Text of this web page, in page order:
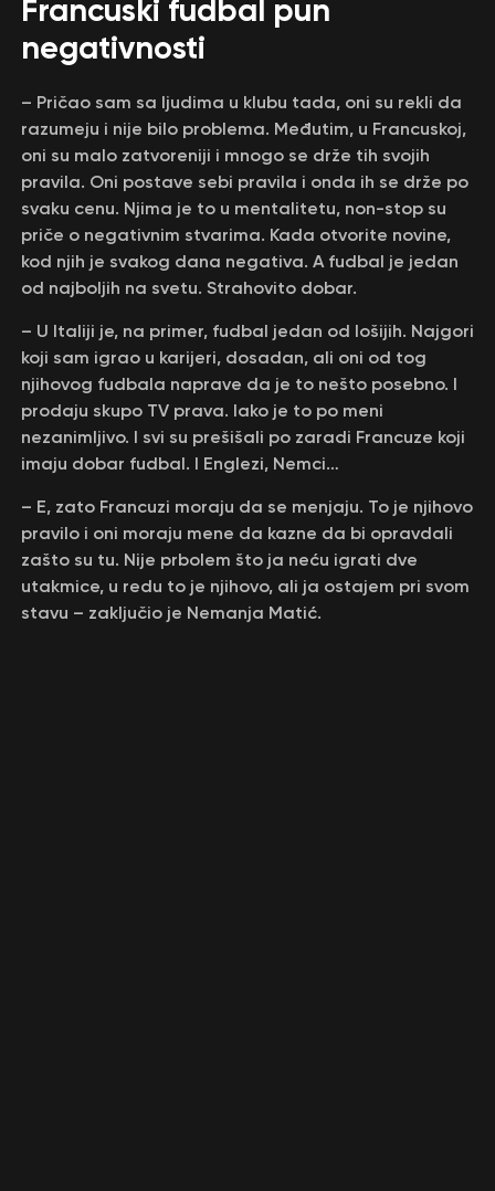
Francuski fudbal pun
negativnosti
– Pričao sam sa ljudima u klubu tada, oni su rekli da
razumeju i nije bilo problema. Međutim, u Francuskoj,
oni su malo zatvoreniji i mnogo se drže tih svojih
pravila. Oni postave sebi pravila i onda ih se drže po
svaku cenu. Njima je to u mentalitetu, non-stop su
priče o negativnim stvarima. Kada otvorite novine,
kod njih je svakog dana negativa. A fudbal je jedan
od najboljih na svetu. Strahovito dobar.
– U Italiji je, na primer, fudbal jedan od lošijih. Najgori
koji sam igrao u karijeri, dosadan, ali oni od tog
njihovog fudbala naprave da je to nešto posebno. I
prodaju skupo TV prava. Iako je to po meni
nezanimljivo. I svi su prešišali po zaradi Francuze koji
imaju dobar fudbal. I Englezi, Nemci…
– E, zato Francuzi moraju da se menjaju. To je njihovo
pravilo i oni moraju mene da kazne da bi opravdali
zašto su tu. Nije prbolem što ja neću igrati dve
utakmice, u redu to je njihovo, ali ja ostajem pri svom
stavu – zaključio je Nemanja Matić.